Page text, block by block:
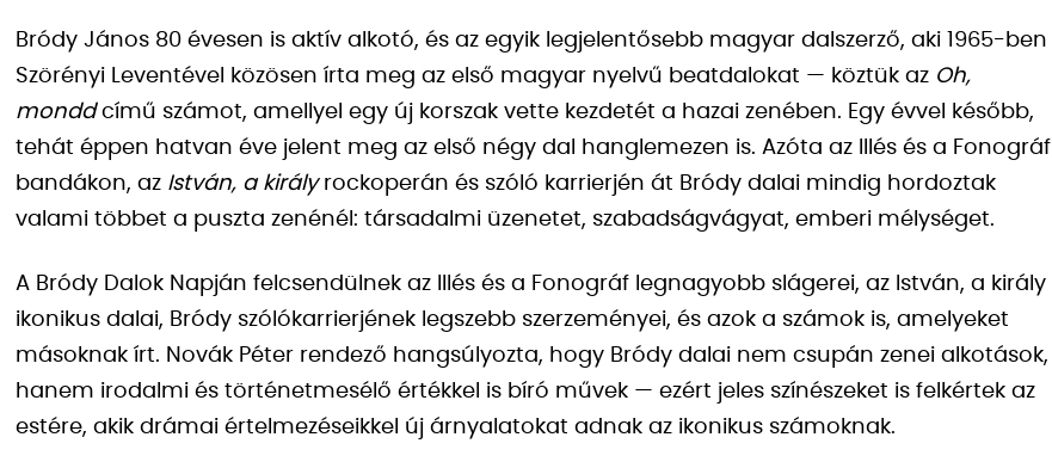
Bródy János 80 évesen is aktív alkotó, és az egyik legjelentősebb magyar dalszerző, aki 1965-ben
Szörényi Leventével közösen írta meg az első magyar nyelvű beatdalokat — köztük az Oh,
monddcímű számot, amellyel egy új korszak vette kezdetét a hazai zenében. Egy évvel később,
tehát éppen hatvan éve jelent meg az első négy dal hanglemezen is. Azóta az Illés és a Fonográf
bandákon, az István, a királyrockoperán és szóló karrierjén át Bródy dalai mindig hordoztak
valami többet a puszta zenénél: társadalmi üzenetet, szabadságvágyat, emberi mélységet.
A Bródy Dalok Napján felcsendülnek az Illés és a Fonográf legnagyobb slágerei, az István, a király
ikonikus dalai, Bródy szólókarrierjének legszebb szerzeményei, és azok a számok is, amelyeket
másoknak írt. Novák Péter rendező hangsúlyozta, hogy Bródy dalai nem csupán zenei alkotások,
hanem irodalmi és történetmesélő értékkel is bíró művek — ezért jeles színészeket is felkértek az
estére, akik drámai értelmezéseikkel új árnyalatokat adnak az ikonikus számoknak.